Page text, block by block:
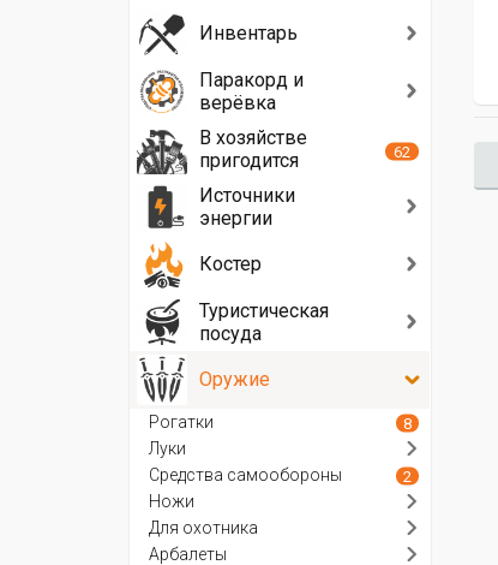
Инвентарь
Паракорд и
верёвка
В хозяйстве
пригодится
62
Источники
энергии
Костер
Туристическая
посуда
Оружие
Рогатки 8
Луки
Средства самообороны
2
Ножи
Для охотника
Арбалеты